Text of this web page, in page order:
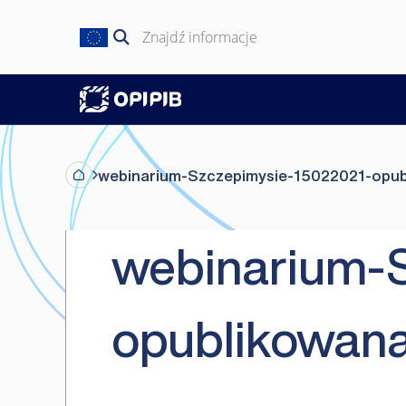
Szukaj:
webinarium-Szczepimysie-15022021-
webinarium-